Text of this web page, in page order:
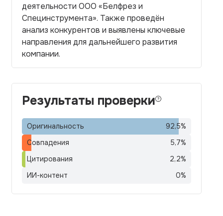
деятельности ООО «Белфрез и
Специнструмента». Также проведён
анализ конкурентов и выявлены ключевые
направления для дальнейшего развития
компании.
Результаты проверки
Оригинальность 92,5%
Совпадения
5,7%
Цитирования
2,2%
ИИ-контент
0%